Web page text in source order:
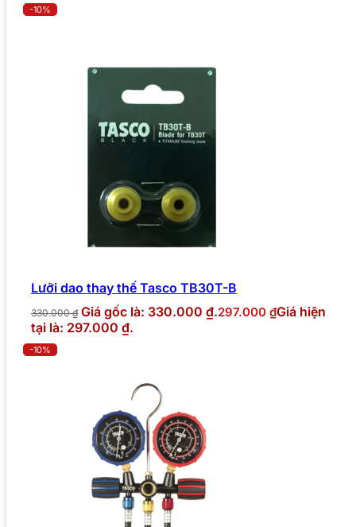
-10%
Lưỡi dao thay thế Tasco TB30T-B
330.000₫ Giá gốc là: 330.000 ₫.297.000 ₫Giá hiện
tại là: 297.000 ₫.
-10%